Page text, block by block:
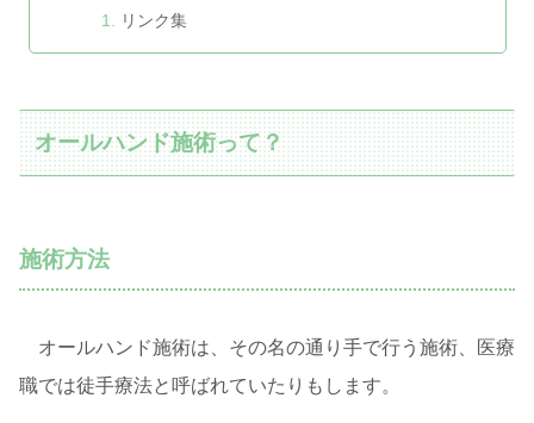
リンク集
オールハンド施術って？
施術方法
オールハンド施術は、その名の通り手で行う施術、医療
職では徒手療法と呼ばれていたりもします。